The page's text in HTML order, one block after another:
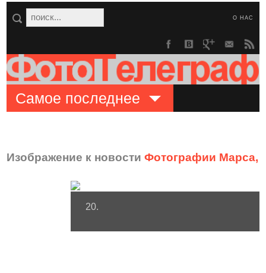
О НАС
Самое последнее
Изображение к новостиФотографии Марса,
20.